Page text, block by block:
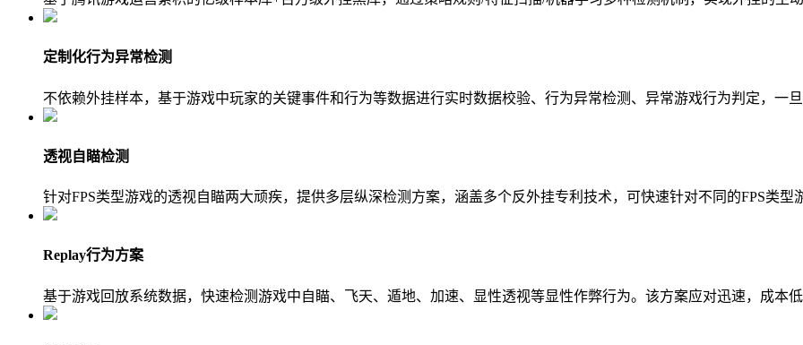
定制化行为异常检测
不依赖外挂样本，基于游戏中玩家的关键事件和行为等数据进行实时数据校验、行为异常检测、异常游戏行为判定，一旦
透视自瞄检测
针对FPS类型游戏的透视自瞄两大顽疾，提供多层纵深检测方案，涵盖多个反外挂专利技术，可快速针对不同的FPS类型
Replay行为方案
基于游戏回放系统数据，快速检测游戏中自瞄、飞天、遁地、加速、显性透视等显性作弊行为。该方案应对迅速，成本